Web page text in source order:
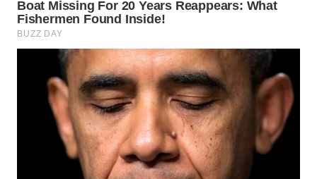
WN
SUKABUMI
WN
PURWAKARTA
PRIANGAN